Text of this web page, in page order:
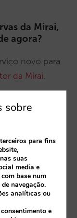
da Mirai,
agora?
novo para
da Mirai.
de reservas da
de
nada nem
de
sobre
para fins
suas
media e
base num
navegação.
analíticas ou
e